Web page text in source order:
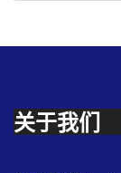
关于我们